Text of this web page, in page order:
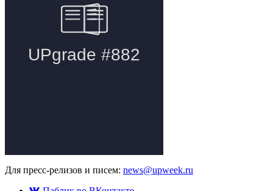
Для пресс-релизов и писем: news@upweek.ru